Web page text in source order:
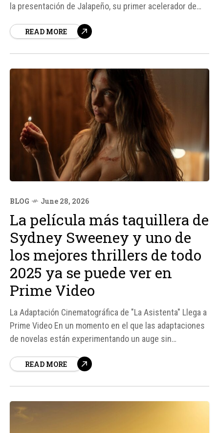
la presentación de Jalapeño, su primer acelerador de
resultado de una alianza estratégica con Broadcom y
READ MORE
BLOG June 28, 2026
La película más taquillera de
Sydney Sweeney y uno de
los mejores thrillers de todo
2025 ya se puede ver en
Prime Video
La Adaptación Cinematográfica de "La Asistenta" Llega a
Prime Video En un momento en el que las adaptaciones
de novelas están experimentando un auge sin
dirigida por Paul Feig y protagonizada por Sydney
READ MORE